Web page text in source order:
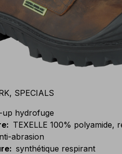
SPECIALS
hydrofuge
: TEXELLE 100% polyamide,
abrasion
: synthétique respirant